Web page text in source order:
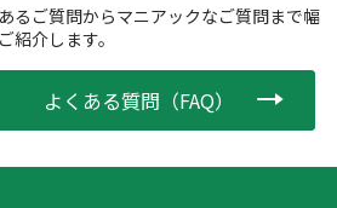
るご質問からマニアックなご質問まで幅
紹介します。
よくある質問（FAQ）